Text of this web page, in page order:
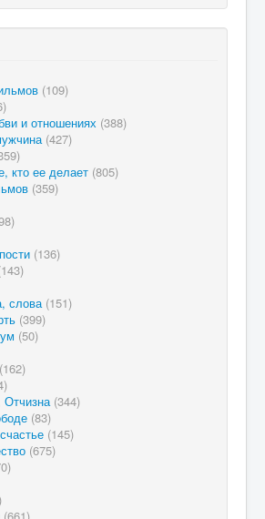
(109)
и отношениях (388)
(427)
кто ее делает (805)
(359)
(136)
слова (151)
(399)
(50)
(162)
(344)
(83)
(145)
(675)